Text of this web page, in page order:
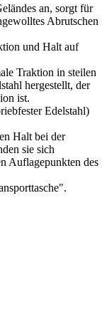
an, sorgt für
Abrutschen
und Halt auf
Traktion in steilen
hergestellt, der
ist.
Edelstahl)
Halt bei der
sie sich
Auflagepunkten des